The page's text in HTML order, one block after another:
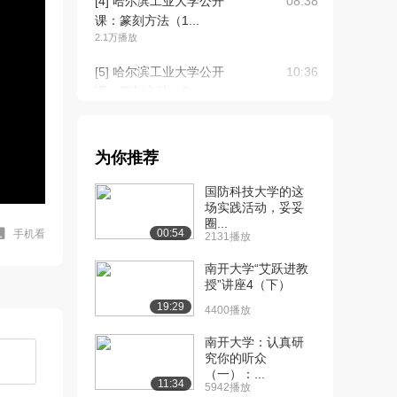
手机看
课：篆刻方法（1...
2.1万播放
[5] 哈尔滨工业大学公开
10:36
课：篆刻体验与创...
[7] 哈尔滨工业大学公开
课：篆刻体验与创...
13:24
[8] 哈尔滨工业大学公开
课：篆刻体验与创...
[9] 哈尔滨工业大学公开
课：篆刻体验与创...
1.1万播放
为你推荐
00:54
国防科技大学的这
场实践活动，妥妥
圈...
2131播放
19:29
南开大学“艾跃进教
授”讲座4（下）
4400播放
11:34
南开大学：认真研
究你的听众
（一）：...
5942播放